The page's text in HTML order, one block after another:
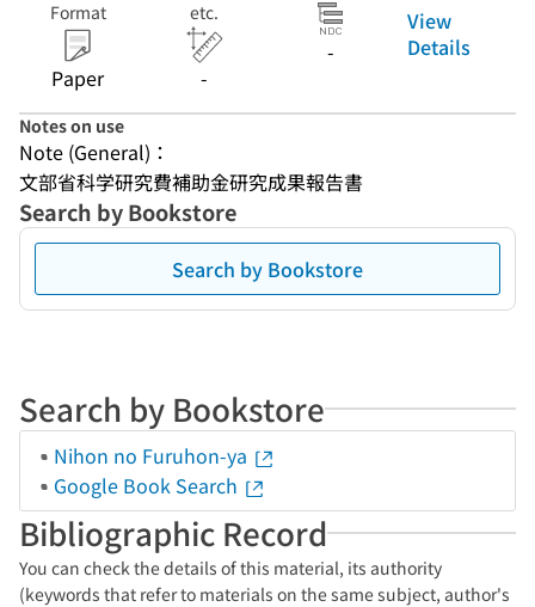
Format
Paper
etc.
-
-
View
Details
Notes on use
Note (General)：
文部省科学研究費補助金研究成果報告書
Search by Bookstore
Search by Bookstore
Search by Bookstore
Nihon no Furuhon-ya
Google Book Search
Bibliographic Record
You can check the details of this material, its authority
(keywords that refer to materials on the same subject, author's